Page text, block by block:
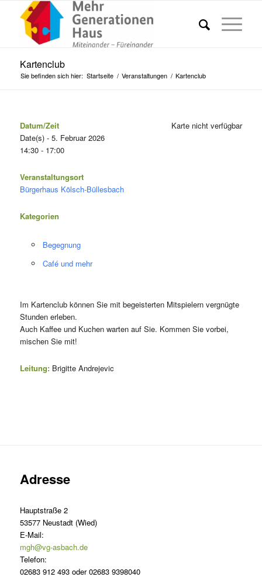
Kartenclub
Sie befinden sich hier: Startseite / Veranstaltungen / Kartenclub
Karte nicht verfügbar
Datum/Zeit
Date(s) - 5. Februar 2026
14:30 - 17:00
Veranstaltungsort
Bürgerhaus Kölsch-Büllesbach
Kategorien
Begegnung
Café und mehr
Im Kartenclub können Sie mit begeisterten Mitspielern vergnügte
Stunden erleben.
Auch Kaffee und Kuchen warten auf Sie. Kommen Sie vorbei,
mischen Sie mit!
Leitung:Brigitte Andrejevic
Adresse
Hauptstraße 2
53577 Neustadt (Wied)
E-Mail:
mgh@vg-asbach.de
Telefon:
02683 912 493 oder 02683 9398040